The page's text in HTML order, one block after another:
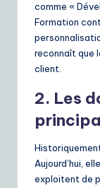
comme «
Formation
reconnaît que
client.
2. Les
Aujourd’hui,
exploitent de